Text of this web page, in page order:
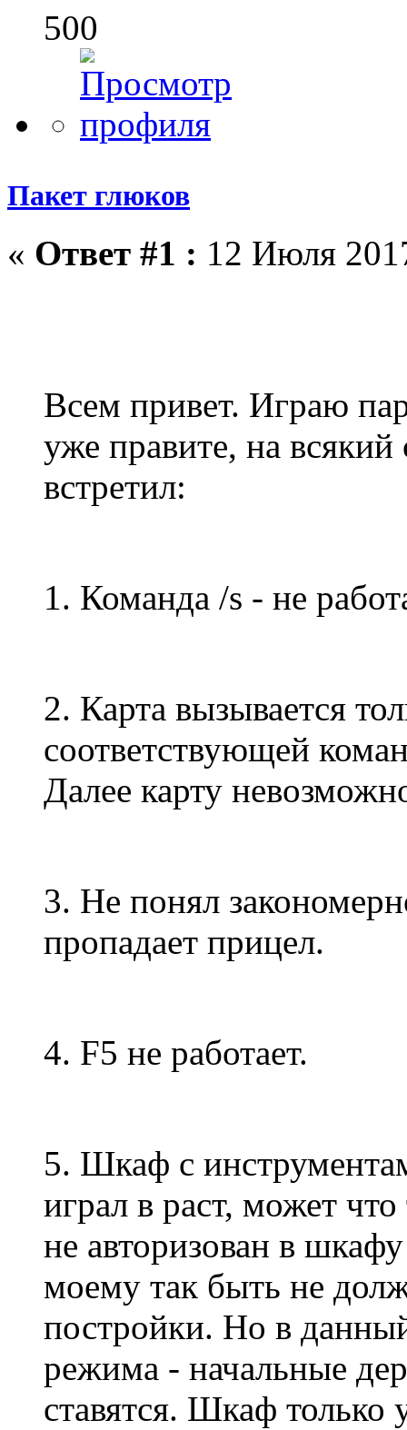
500
Пакет глюков
« Ответ #1 : 12 Июля
Всем привет. Играю
уже правите, на
встретил:
1. Команда /s - не
2. Карта вызывается
соответствующей
Далее карту
3. Не понял
пропадает прицел.
4. F5 не работает.
5. Шкаф с
играл в раст, может
не авторизован в
моему так быть не
постройки. Но в
режима - начальные
ставятся. Шкаф только